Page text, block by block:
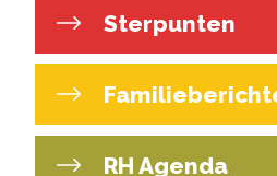
Sterpunten
RH Agenda